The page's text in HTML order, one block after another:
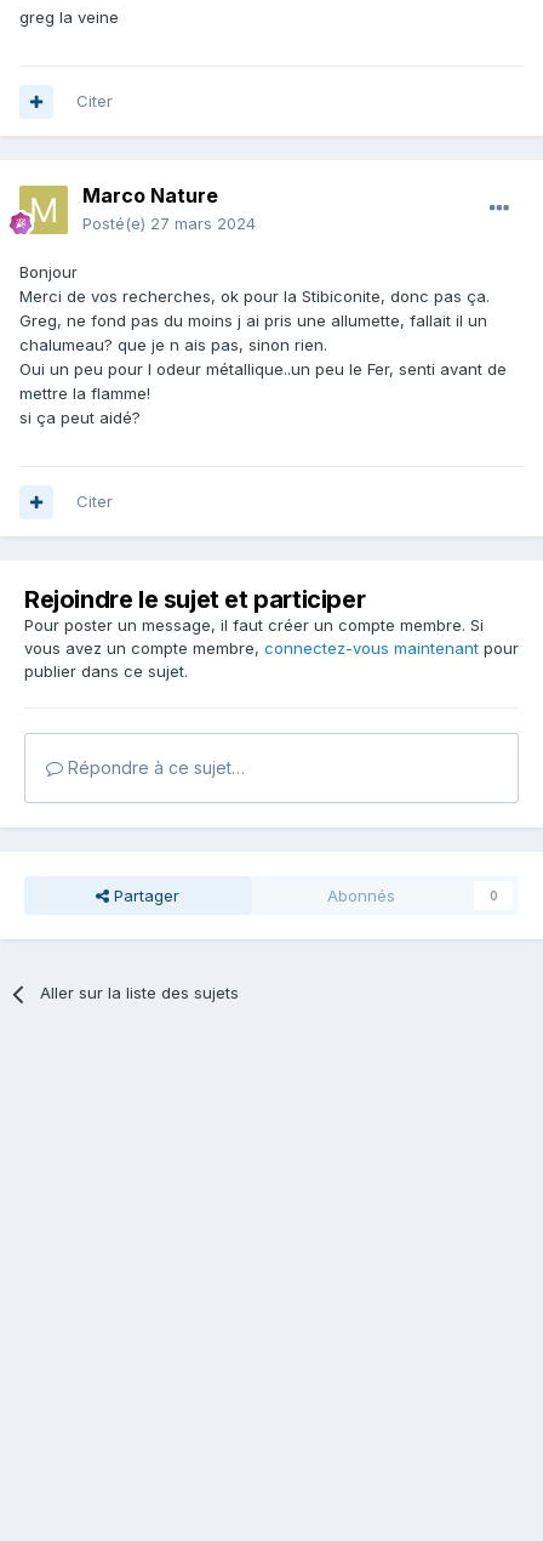
greg la veine
Citer
Marco Nature
Posté(e) 27 mars 2024
Bonjour
Merci de vos recherches, ok pour la Stibiconite, donc pas ça.
Greg, ne fond pas du moins j ai pris une allumette, fallait il un
chalumeau? que je n ais pas, sinon rien.
Oui un peu pour l odeur métallique..un peu le Fer, senti avant de
mettre la flamme!
si ça peut aidé?
Citer
Rejoindre le sujet et participer
Pour poster un message, il faut créer un compte membre. Si
vous avez un compte membre, connectez-vous maintenant pour
publier dans ce sujet.
Répondre à ce sujet…
Partager Abonnés 0
Aller sur la liste des sujets